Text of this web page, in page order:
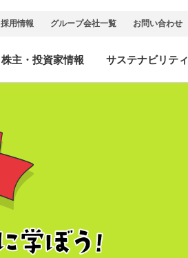
株主・投資家情報 サステナビリティ
採用情報 グループ会社一覧 お問い合わせ